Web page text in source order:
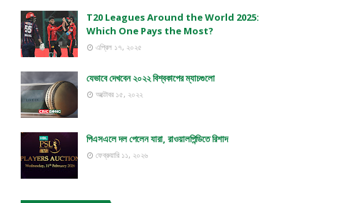
T20 Leagues Around the World 2025:
Which One Pays the Most?
এপ্রিল ১৭, ২০২৫
যেভাবে দেখবেন ২০২২ বিশ্বকাপের ম্যাচগুলো
অক্টোবর ১৫, ২০২২
পিএসএলে দল পেলেন যারা, রাওয়ালপিন্ডিতে রিশাদ
ফেব্রুয়ারি ১১, ২০২৬